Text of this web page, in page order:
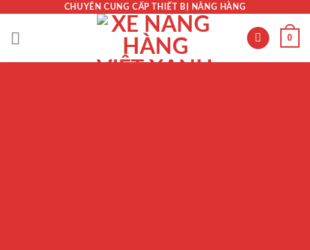
content
CHUYÊN CUNG CẤP THIẾT BỊ NÂNG HÀNG
0